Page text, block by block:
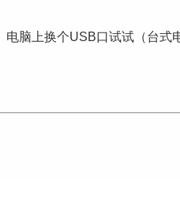
脑上换个USB口试试（台